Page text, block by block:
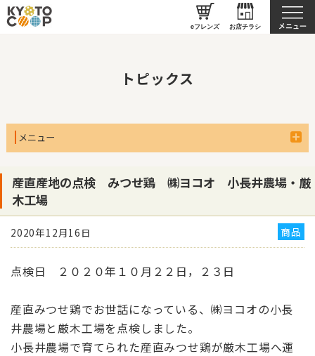
eフレンズ お店チラシ
京都生協について
トピックス
メニュー
産直産地の点検 みつせ鶏 ㈱ヨコオ 小長井農場・厳
木工場
2020年12月16日 商品
点検日 ２０２０年１０月２２日，２３日
産直みつせ鶏でお世話になっている、㈱ヨコオの小長
井農場と厳木工場を点検しました。
小長井農場で育てられた産直みつせ鶏が厳木工場へ運